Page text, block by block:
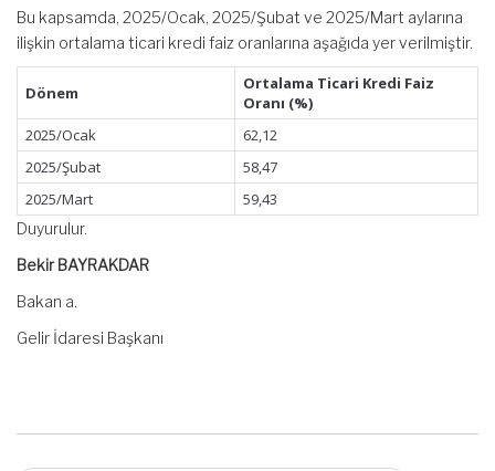
Bu kapsamda, 2025/Ocak, 2025/Şubat ve 2025/Mart aylarına
ilişkin ortalama ticari kredi faiz oranlarına aşağıda yer verilmiştir.
Dönem
Ortalama Ticari Kredi Faiz
Oranı (%)
2025/Ocak
62,12
2025/Şubat
58,47
2025/Mart
59,43
Duyurulur.
Bekir BAYRAKDAR
Bakan a.
Gelir İdaresi Başkanı